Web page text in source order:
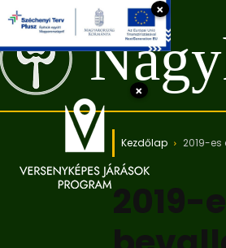
Kezdőlap 2019-
2019-
×
×